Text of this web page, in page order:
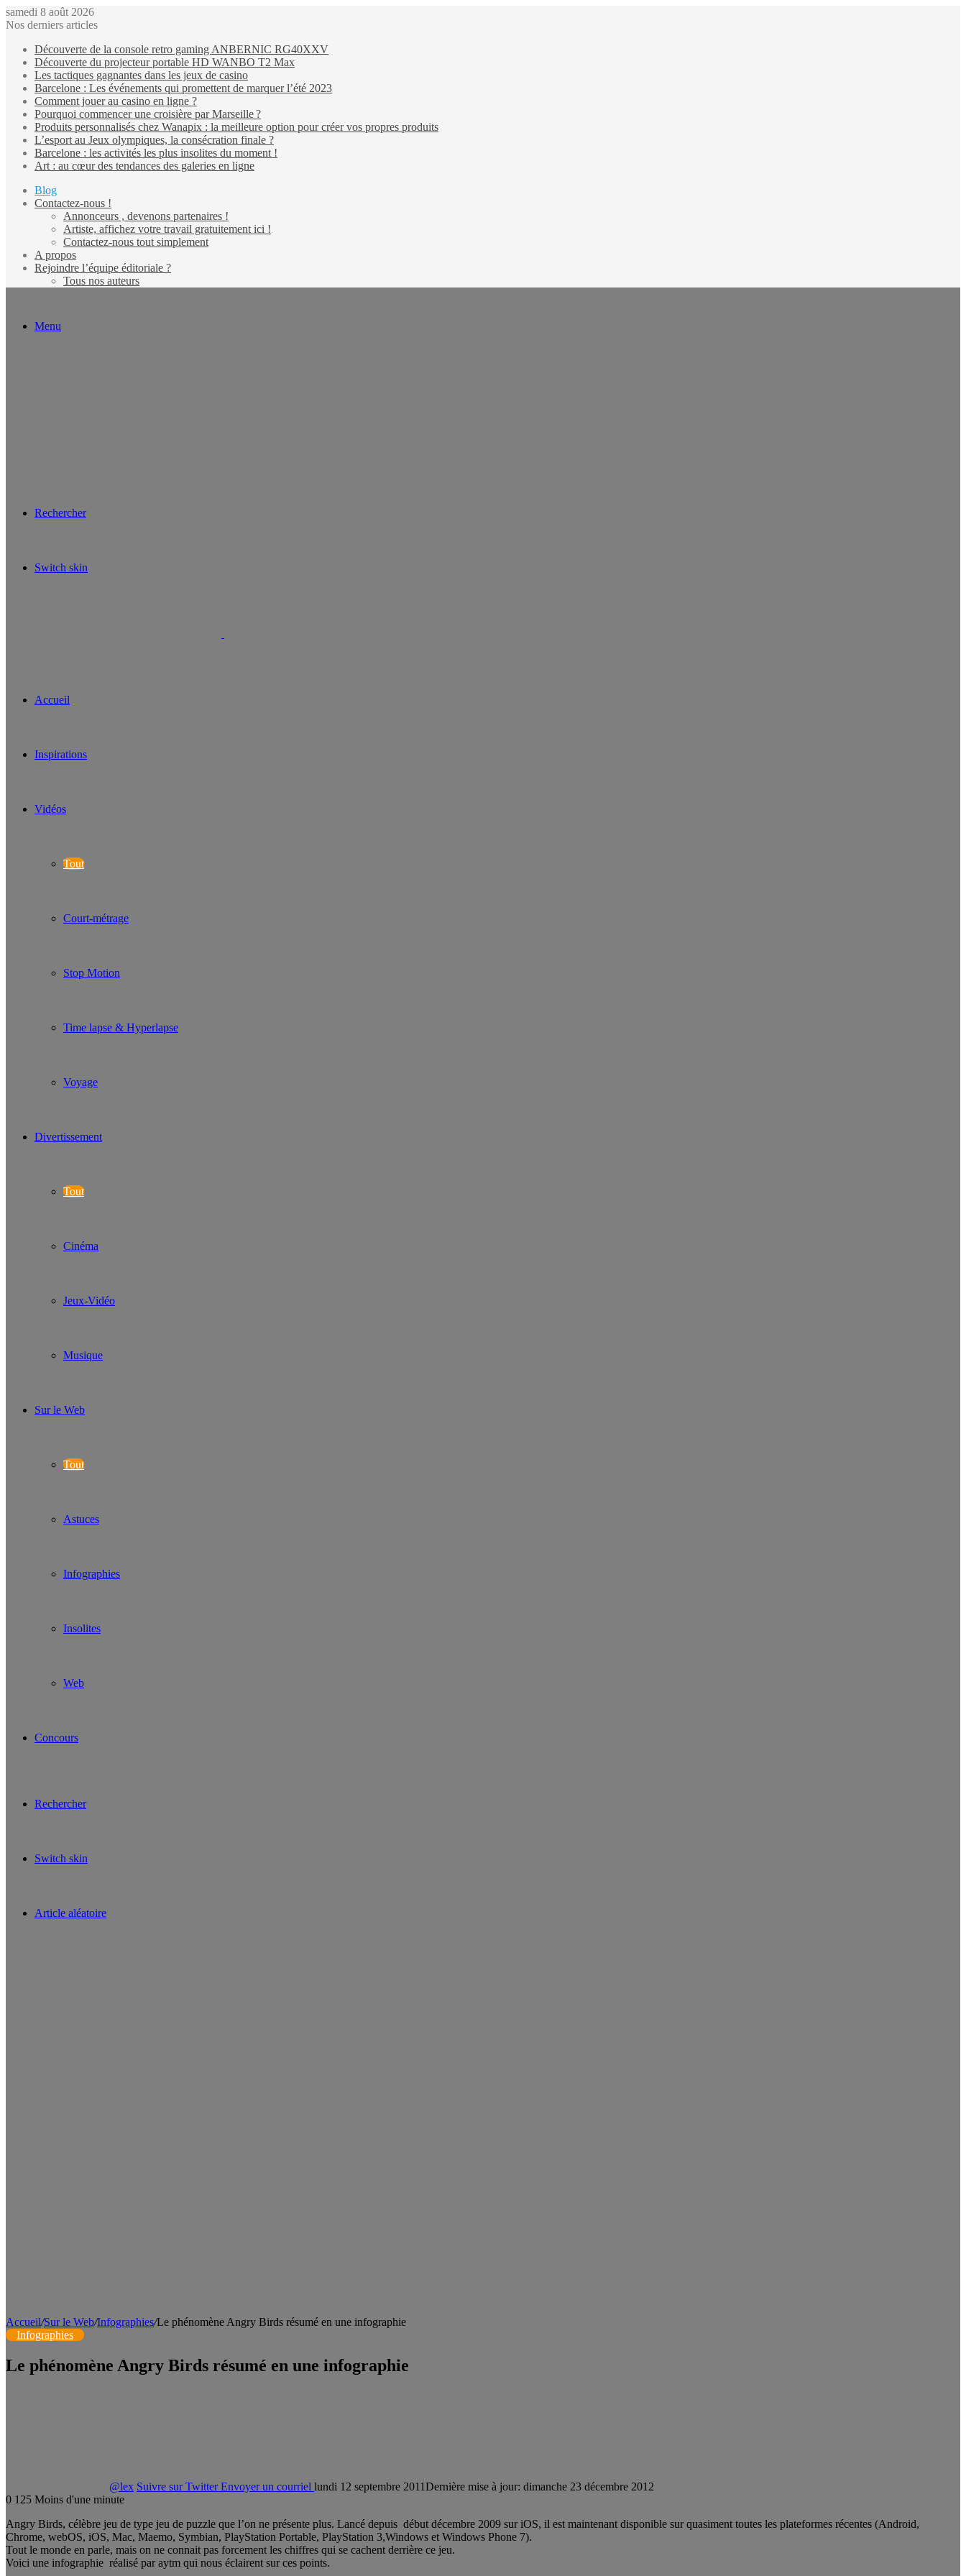
samedi 8 août 2026
Nos derniers articles
Découverte de la console retro gaming ANBERNIC RG40XXV
Découverte du projecteur portable HD WANBO T2 Max
Les tactiques gagnantes dans les jeux de casino
Barcelone : Les événements qui promettent de marquer l’été 2023
Comment jouer au casino en ligne ?
Pourquoi commencer une croisière par Marseille ?
Produits personnalisés chez Wanapix : la meilleure option pour créer vos propres produits
L’esport au Jeux olympiques, la consécration finale ?
Barcelone : les activités les plus insolites du moment !
Art : au cœur des tendances des galeries en ligne
Blog
Contactez-nous !
Annonceurs , devenons partenaires !
Artiste, affichez votre travail gratuitement ici !
Contactez-nous tout simplement
A propos
Rejoindre l’équipe éditoriale ?
Tous nos auteurs
Menu
Rechercher
Switch skin
Accueil
Inspirations
Vidéos
Tout
Court-métrage
Stop Motion
Time lapse & Hyperlapse
Voyage
Divertissement
Tout
Cinéma
Jeux-Vidéo
Musique
Sur le Web
Tout
Astuces
Infographies
Insolites
Web
Concours
Rechercher
Switch skin
Article aléatoire
Accueil/Sur le Web/Infographies/Le phénomène Angry Birds résumé en une infographie
Infographies
Le phénomène Angry Birds résumé en une infographie
@lex Suivre sur Twitter Envoyer un courriel lundi 12 septembre 2011Dernière mise à jour: dimanche 23 décembre 2012
0 125 Moins d'une minute
Angry Birds, célèbre jeu de type jeu de puzzle que l’on ne présente plus. Lancé depuis début décembre 2009 sur iOS, il est maintenant disponible sur quasiment toutes les plateformes récentes (Android,
Chrome, webOS, iOS, Mac, Maemo, Symbian, PlayStation Portable, PlayStation 3,Windows et Windows Phone 7).
Tout le monde en parle, mais on ne connait pas forcement les chiffres qui se cachent derrière ce jeu.
Voici une infographie réalisé par aytm qui nous éclairent sur ces points.